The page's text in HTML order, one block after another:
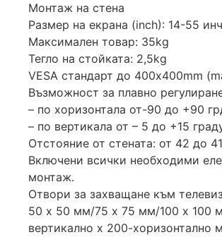
Монтаж на стена
Размер на екрана (inch): 14-55
Максимален товар: 35kg
Тегло на стойката: 2,5kg
VESA стандарт до 400x400mm
Възможност за плавно
– по хоризонтала от-90 до +90
– по вертикала от – 5 до +15
Отстояние от стената: от 42 до
Включени всички необходими
монтаж.
Отвори за захващане към
50 х 50 мм/75 х 75 мм/100 х 100
вертикално х 200-хоризонтално